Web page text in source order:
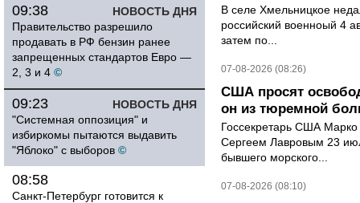
НОВОСТЬ ДНЯ
09:38
Правительство разрешило
продавать в РФ бензин ранее
запрещенных стандартов Евро —
2, 3 и 4 ©
НОВОСТЬ ДНЯ
09:23
"Системная оппозиция" и
избиркомы пытаются выдавить
"Яблоко" с выборов ©
08:58
Санкт-Петербург готовится к
В селе Хмельницкое
российский военноый 4
затем по...
07-08-2026 (08:26)
США просят
он из тюремной
Госсекретарь США
Сергеем Лавровым 23
бывшего морского...
07-08-2026 (08:10)